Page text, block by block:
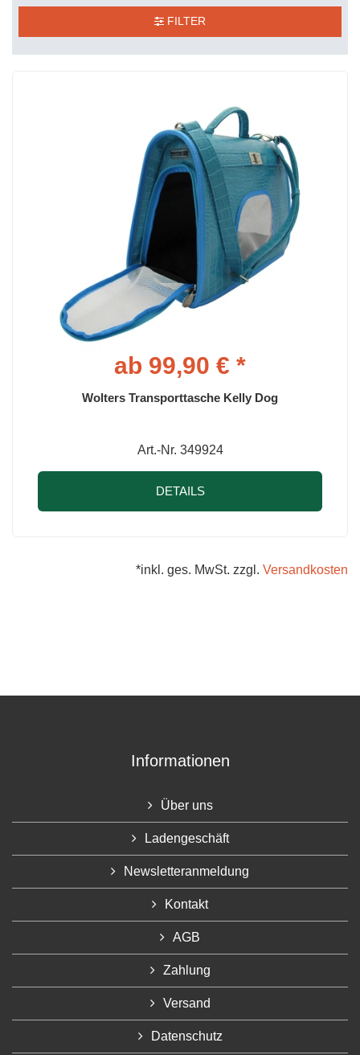
FILTER
ab 99,90 € *
Wolters Transporttasche Kelly Dog
Art.-Nr. 349924
DETAILS
*inkl. ges. MwSt. zzgl. Versandkosten
Informationen
Über uns
Ladengeschäft
Newsletteranmeldung
Kontakt
AGB
Zahlung
Versand
Datenschutz